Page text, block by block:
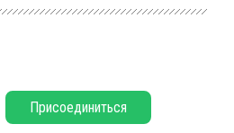
Присоединиться